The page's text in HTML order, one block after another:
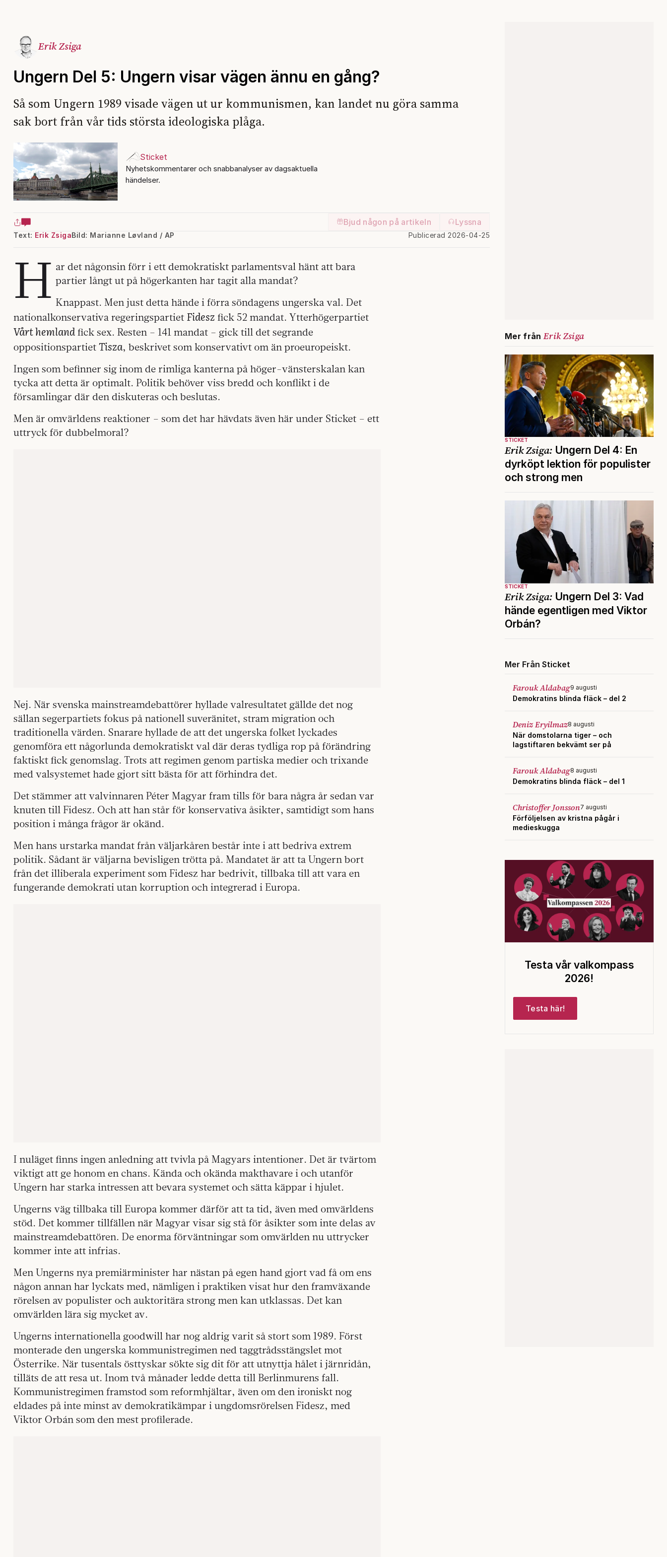
Erik Zsiga
Ungern Del 5: Ungern visar vägen ännu en gång?
Så som Ungern 1989 visade vägen ut ur kommunismen, kan landet nu göra samma
sak bort från vår tids största ideologiska plåga.
Sticket
Nyhetskommentarer och snabbanalyser av dagsaktuella
händelser.
Bjud någon på artikeln Lyssna
Text: Erik Zsiga Publicerad 2026-04-25
Bild: Marianne Løvland / AP
H ar det någonsin förr i ett demokratiskt parlamentsval hänt att bara
partier långt ut på högerkanten har tagit alla mandat?
Knappast. Men just detta hände i förra söndagens ungerska val. Det
nationalkonservativa regeringspartiet Fidesz fick 52 mandat. Ytterhögerpartiet
Vårt hemlandfick sex. Resten – 141 mandat – gick till det segrande
oppositionspartiet Tisza, beskrivet som konservativt om än proeuropeiskt.
Ingen som befinner sig inom de rimliga kanterna på höger-vänsterskalan kan
tycka att detta är optimalt. Politik behöver viss bredd och konflikt i de
församlingar där den diskuteras och beslutas.
Men är omvärldens reaktioner – som det har hävdats även här under Sticket – ett
uttryck för dubbelmoral?
Nej. När svenska mainstreamdebattörer hyllade valresultatet gällde det nog
sällan segerpartiets fokus på nationell suveränitet, stram migration och
traditionella värden. Snarare hyllade de att det ungerska folket lyckades
genomföra ett någorlunda demokratiskt val där deras tydliga rop på förändring
faktiskt fick genomslag. Trots att regimen genom partiska medier och trixande
med valsystemet hade gjort sitt bästa för att förhindra det.
Det stämmer att valvinnaren Péter Magyar fram tills för bara några år sedan var
knuten till Fidesz. Och att han står för konservativa åsikter, samtidigt som hans
position i många frågor är okänd.
Men hans urstarka mandat från väljarkåren består inte i att bedriva extrem
politik. Sådant är väljarna bevisligen trötta på. Mandatet är att ta Ungern bort
från det illiberala experiment som Fidesz har bedrivit, tillbaka till att vara en
fungerande demokrati utan korruption och integrerad i Europa.
I nuläget finns ingen anledning att tvivla på Magyars intentioner. Det är tvärtom
viktigt att ge honom en chans. Kända och okända makthavare i och utanför
Ungern har starka intressen att bevara systemet och sätta käppar i hjulet.
Ungerns väg tillbaka till Europa kommer därför att ta tid, även med omvärldens
stöd. Det kommer tillfällen när Magyar visar sig stå för åsikter som inte delas av
mainstreamdebattören. De enorma förväntningar som omvärlden nu uttrycker
kommer inte att infrias.
Men Ungerns nya premiärminister har nästan på egen hand gjort vad få om ens
någon annan har lyckats med, nämligen i praktiken visat hur den framväxande
rörelsen av populister och auktoritära strong men kan utklassas. Det kan
omvärlden lära sig mycket av.
Ungerns internationella goodwill har nog aldrig varit så stort som 1989. Först
monterade den ungerska kommunistregimen ned taggtrådsstängslet mot
Österrike. När tusentals östtyskar sökte sig dit för att utnyttja hålet i järnridån,
tilläts de att resa ut. Inom två månader ledde detta till Berlinmurens fall.
Kommunistregimen framstod som reformhjältar, även om den ironiskt nog
eldades på inte minst av demokratikämpar i ungdomsrörelsen Fidesz, med
Viktor Orbán som den mest profilerade.
Mer från Erik Zsiga
STICKET
Erik Zsiga: Ungern Del 4: En
dyrköpt lektion för populister
och strong men
STICKET
Erik Zsiga: Ungern Del 3: Vad
hände egentligen med Viktor
Orbán?
Mer Från Sticket
Farouk Aldabag9 augusti
Demokratins blinda fläck – del 2
Deniz Eryilmaz8 augusti
När domstolarna tiger – och
lagstiftaren bekvämt ser på
Farouk Aldabag8 augusti
Demokratins blinda fläck – del 1
Christoffer Jonsson7 augusti
Förföljelsen av kristna pågår i
medieskugga
Testa vår valkompass
2026!
Testa här!